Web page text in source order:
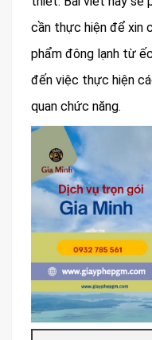
cần thực hiện để xin
phẩm đông lạnh từ
đến việc thực hiện
quan chức năng.